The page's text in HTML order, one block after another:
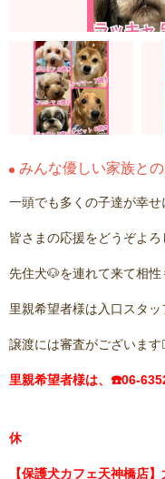
みんな優しい家族と
一頭でも多くの子達が幸せ
皆さまの応援をどうぞよろ
先住犬🐶を連れて来て相
里親希望者様は入口スタ
譲渡には審査がございます
里親希望者様は、☎️06-
土日祝日は
休
【保護犬カフェ天神橋店